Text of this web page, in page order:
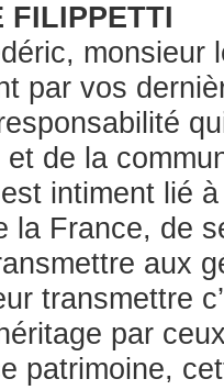
FILIPPETTI
monsieur
par vos
et de la
intiment lié
la France, de
aux
transmettre
par
patrimoine,